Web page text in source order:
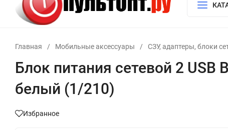
Главная / Мобильные аксессуары / СЗУ, адаптеры, блоки
Блок питания сетевой 2 USB
белый (1/210)
Избранное